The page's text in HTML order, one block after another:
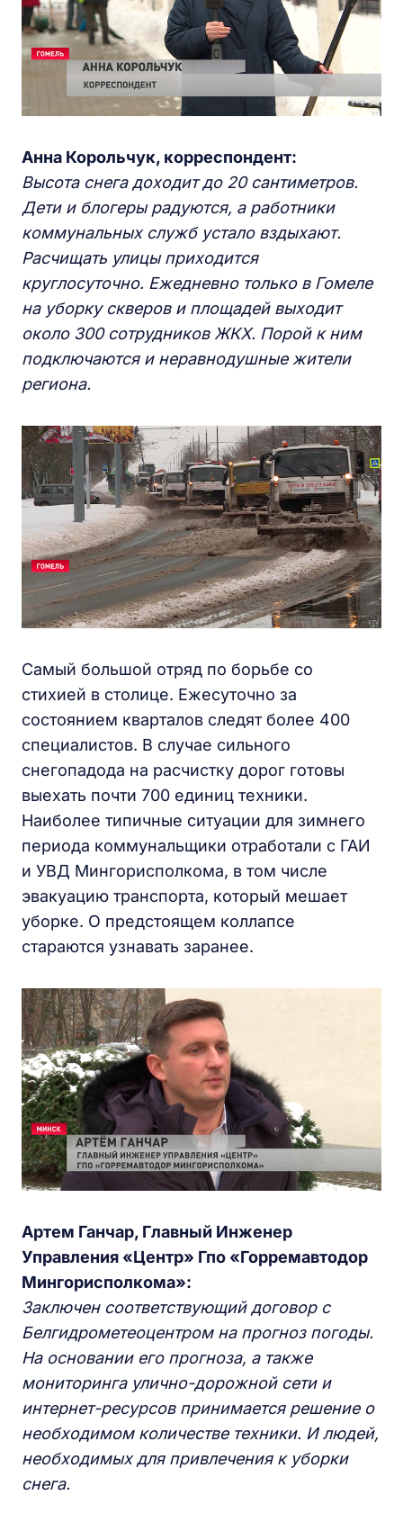
Анна Корольчук, корреспондент:
Высота снега доходит до 20 сантиметров.
Дети и блогеры радуются, а работники
коммунальных служб устало вздыхают.
Расчищать улицы приходится
круглосуточно. Ежедневно только в Гомеле
на уборку скверов и площадей выходит
около 300 сотрудников ЖКХ. Поройк ним
подключаются и неравнодушные жители
региона.
Самый большой отряд по борьбе со
стихией в столице. Ежесуточно за
состоянием кварталов следят более 400
специалистов. В случае сильного
снегопадода на расчистку дорог готовы
выехать почти 700 единиц техники.
Наиболее типичные ситуации для зимнего
периода коммунальщики отработали с ГАИ
и УВД Мингорисполкома, в том числе
эвакуацию транспорта, который мешает
уборке. О предстоящем коллапсе
стараются узнавать заранее.
Артем Ганчар, Главный Инженер
Управления «Центр» Гпо «Горремавтодор
Мингорисполкома»:
Заключен соответствующий договор с
Белгидрометеоцентром на прогноз погоды.
На основании его прогноза, а также
мониторинга улично-дорожной сети и
интернет-ресурсов принимается решение о
необходимом количестве техники. И людей,
необходимых для привлечения к уборки
снега.